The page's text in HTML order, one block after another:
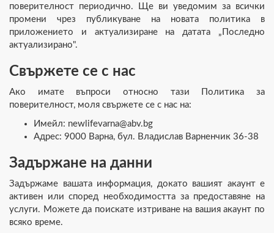
поверителност периодично. Ще ви уведомим за всички
промени чрез публикуване на новата политика в
приложението и актуализиране на датата „Последно
актуализирано".
Свържете се с нас
Ако имате въпроси относно тази Политика за
поверителност, моля свържете се с нас на:
Имейл: newlifevarna@abv.bg
Адрес: 9000 Варна, бул. Владислав Варненчик 36-38
Задържане на данни
Задържаме вашата информация, докато вашият акаунт е
активен или според необходимостта за предоставяне на
услуги. Можете да поискате изтриване на вашия акаунт по
всяко време.